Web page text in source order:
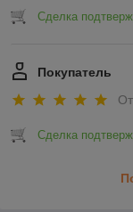
Сделка
Покупатель
Сделка